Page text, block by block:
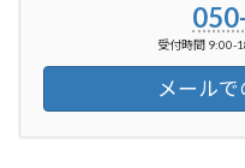
受付時間 9:00-
メール